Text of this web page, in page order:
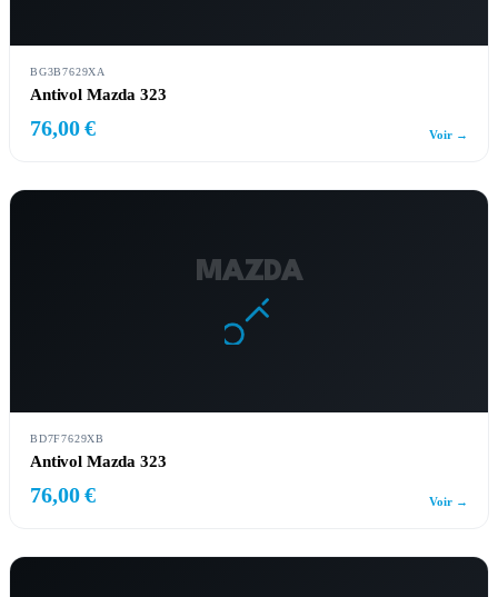
BG3B7629XA
Antivol Mazda 323
76,00 € Voir →
MAZDA
BD7F7629XB
Antivol Mazda 323
76,00 € Voir →